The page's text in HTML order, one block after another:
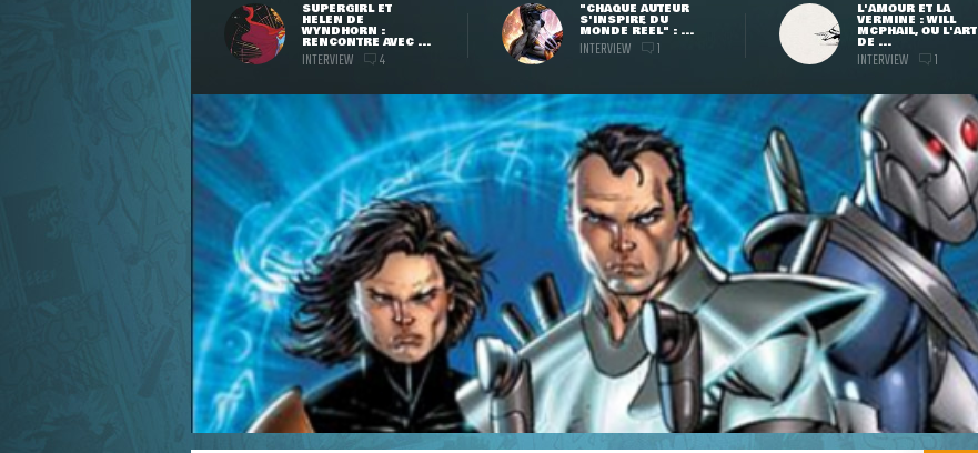
SUPERGIRL ET
HELEN DE
WYNDHORN :
RENCONTRE AVEC ...
INTERVIEW 4
"CHAQUE AUTEUR
S'INSPIRE DU
MONDE RÉEL" : ...
INTERVIEW 1
L'AMOUR ET LA
VERMINE : WILL
MCPHAIL, OU L'ART
DE ...
INTERVIEW 1